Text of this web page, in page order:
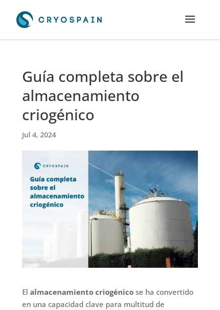
Guía completa sobre el
almacenamiento
criogénico
Jul 4, 2024
El almacenamiento criogénicose ha convertido
en una capacidad clave para multitud de